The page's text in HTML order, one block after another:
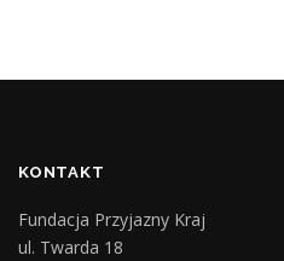
KONTAKT
Fundacja Przyjazny Kraj
ul. Twarda 18